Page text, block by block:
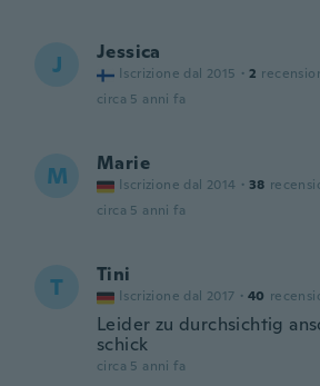
J Jessica
Iscrizione dal 2015 · 2
circa 5 anni fa
M Marie
Iscrizione dal 2014 · 38
circa 5 anni fa
T Tini
Iscrizione dal 2017 · 40
Leider zu durchsichtig
schick
circa 5 anni fa